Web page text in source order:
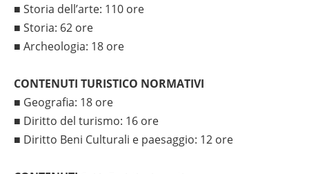
■ Storia dell’arte: 110 ore
■ Storia: 62 ore
■ Archeologia: 18 ore
CONTENUTI TURISTICO NORMATIVI
■ Geografia: 18 ore
■ Diritto del turismo: 16 ore
■ Diritto Beni Culturali e paesaggio: 12 ore